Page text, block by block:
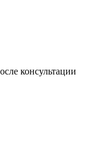
консультации